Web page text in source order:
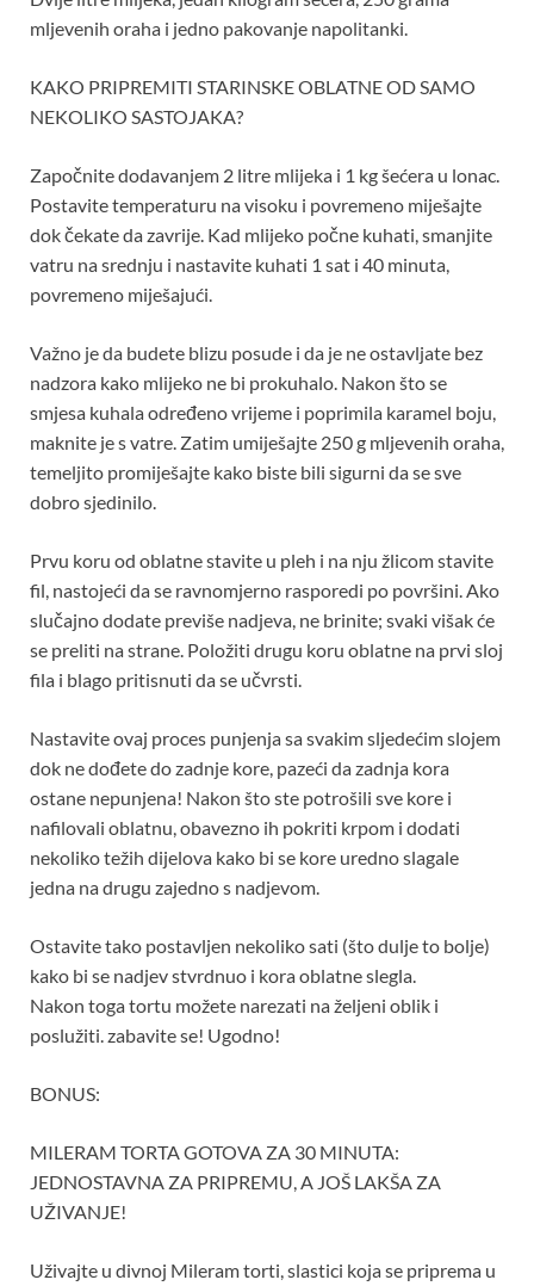
mljevenih oraha i jedno pakovanje napolitanki.
KAKO PRIPREMITI STARINSKE OBLATNE OD SAMO
NEKOLIKO SASTOJAKA?
Započnite dodavanjem 2 litre mlijeka i 1 kg šećera u lonac.
Postavite temperaturu na visoku i povremeno miješajte
dok čekate da zavrije. Kad mlijeko počne kuhati, smanjite
vatru na srednju i nastavite kuhati 1 sat i 40 minuta,
povremeno miješajući.
Važno je da budete blizu posude i da je ne ostavljate bez
nadzora kako mlijeko ne bi prokuhalo. Nakon što se
smjesa kuhala određeno vrijeme i poprimila karamel boju,
maknite je s vatre. Zatim umiješajte 250 g mljevenih oraha,
temeljito promiješajte kako biste bili sigurni da se sve
dobro sjedinilo.
Prvu koru od oblatne stavite u pleh i na nju žlicom stavite
fil, nastojeći da se ravnomjerno rasporedi po površini. Ako
slučajno dodate previše nadjeva, ne brinite; svaki višak će
se preliti na strane. Položiti drugu koru oblatne na prvi sloj
fila i blago pritisnuti da se učvrsti.
Nastavite ovaj proces punjenja sa svakim sljedećim slojem
dok ne dođete do zadnje kore, pazeći da zadnja kora
ostane nepunjena! Nakon što ste potrošili sve kore i
nafilovali oblatnu, obavezno ih pokriti krpom i dodati
nekoliko težih dijelova kako bi se kore uredno slagale
jedna na drugu zajedno s nadjevom.
Ostavite tako postavljen nekoliko sati (što dulje to bolje)
kako bi se nadjev stvrdnuo i kora oblatne slegla.
Nakon toga tortu možete narezati na željeni oblik i
poslužiti. zabavite se! Ugodno!
BONUS:
MILERAM TORTA GOTOVA ZA 30 MINUTA:
JEDNOSTAVNA ZA PRIPREMU, A JOŠ LAKŠA ZA
UŽIVANJE!
Uživajte u divnoj Mileram torti, slastici koja se priprema u